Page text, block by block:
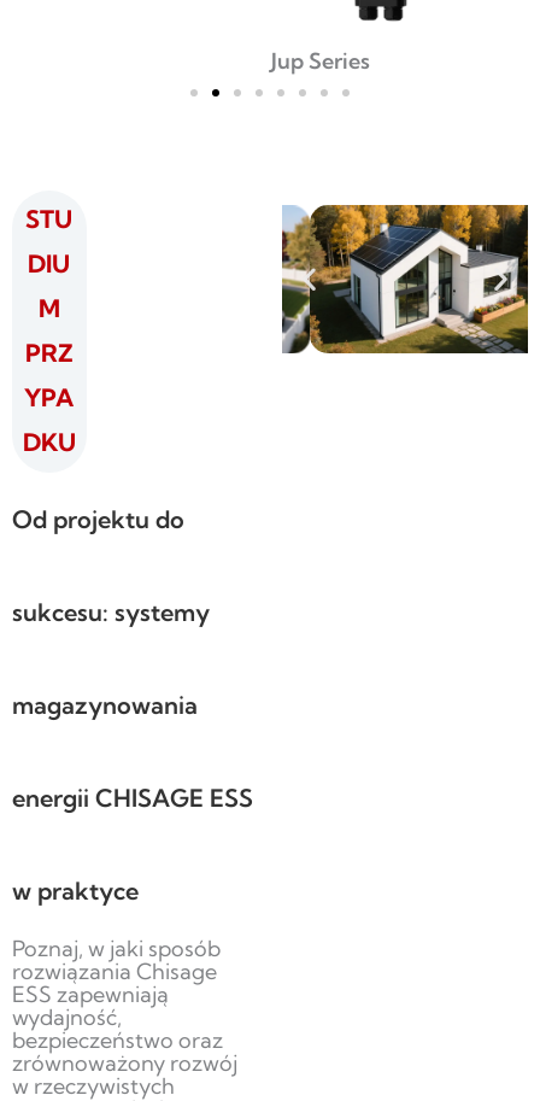
Jup Series
STU
DIU
M
PRZ
YPA
DKU
Od projektu do
sukcesu: systemy
magazynowania
energii CHISAGE ESS
w praktyce
Poznaj, w jaki sposób
rozwiązania Chisage
ESS zapewniają
wydajność,
bezpieczeństwo oraz
zrównoważony rozwój
w rzeczywistych